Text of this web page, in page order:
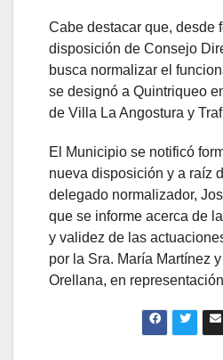
Cabe destacar que, desde
disposición de Consejo
busca normalizar el
se designó a Quintriqueo
de Villa La Angostura y
El Municipio se notificó
nueva disposición y a raíz
delegado normalizador,
que se informe acerca de
y validez de las
por la Sra. María Martínez
Orellana, en